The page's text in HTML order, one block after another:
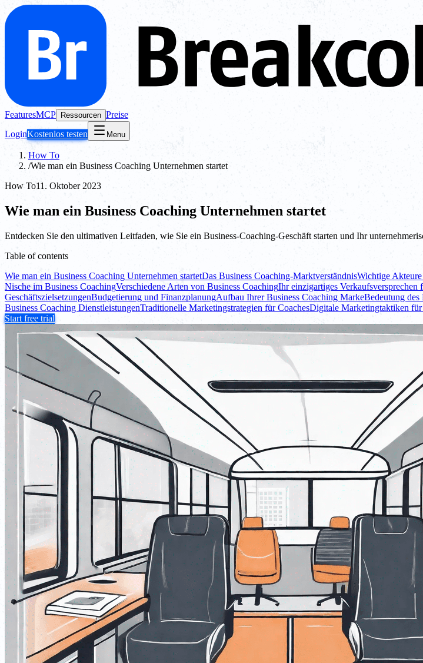
FeaturesMCP Ressourcen Preise
LoginKostenlos testen Menu
How To
/Wie man ein Business Coaching Unternehmen startet
How To11. Oktober 2023
Wie man ein Business Coaching Unternehmen startet
Entdecken Sie den ultimativen Leitfaden, wie Sie ein Business-Coaching-Geschäft starten und Ihr
Table of contents
Wie man ein Business Coaching Unternehmen startetDas Business Coaching-MarktverständnisWichtige
Nische im Business CoachingVerschiedene Arten von Business CoachingIhr einzigartiges Verkaufsversprechen
GeschäftszielsetzungenBudgetierung und FinanzplanungAufbau Ihrer Business Coaching MarkeBedeutung
Business Coaching DienstleistungenTraditionelle Marketingstrategien für CoachesDigitale Marketingtaktiken für
Start free trial